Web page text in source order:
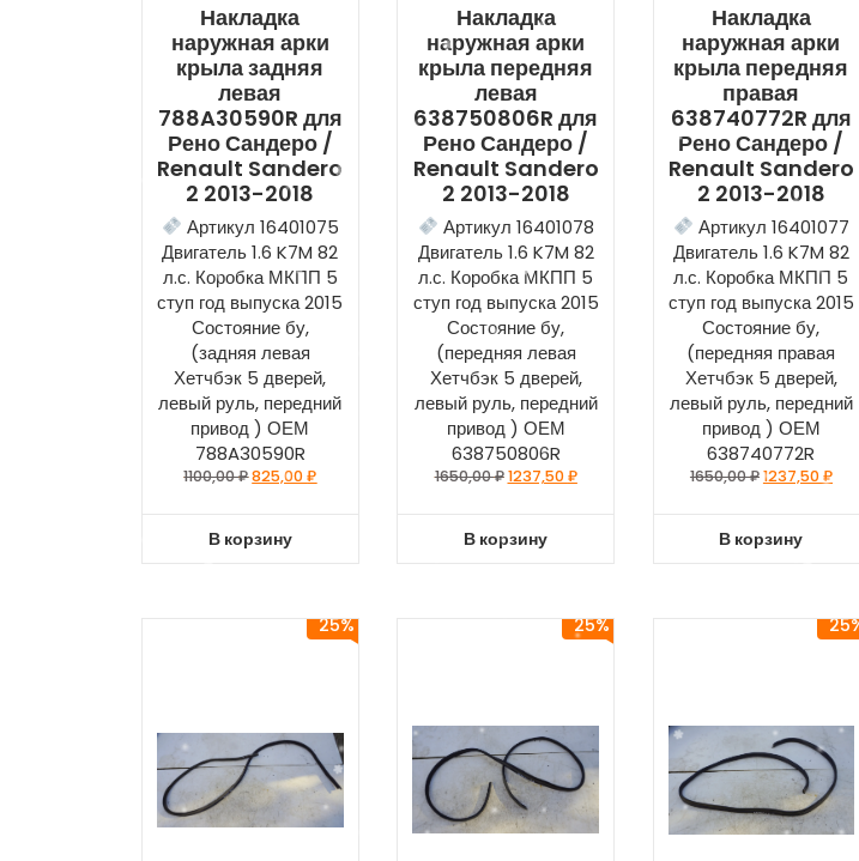
Накладка
наружная арки
крыла задняя
левая
788A30590R для
Рено Сандеро /
Renault Sandero
2 2013-2018
Артикул 16401075
Двигатель 1.6 K7M 82
л.с. Коробка МКПП 5
ступ год выпуска 2015
Состояние бу,
(задняя левая
Хетчбэк 5 дверей,
левый руль, передний
привод ) ОЕМ
788A30590R
1100,00₽825,00₽
В корзину
Накладка
наружная арки
крыла передняя
левая
638750806R для
Рено Сандеро /
Renault Sandero
2 2013-2018
Артикул 16401078
Двигатель 1.6 K7M 82
л.с. Коробка МКПП 5
ступ год выпуска 2015
Состояние бу,
(передняя левая
Хетчбэк 5 дверей,
левый руль, передний
привод ) ОЕМ
638750806R
1650,00₽1237,50₽
В корзину
Накладка
наружная арки
крыла передняя
правая
638740772R для
Рено Сандеро /
Renault Sandero
2 2013-2018
Артикул 16401077
Двигатель 1.6 K7M 82
л.с. Коробка МКПП 5
ступ год выпуска 2015
Состояние бу,
(передняя правая
Хетчбэк 5 дверей,
левый руль, передний
привод ) ОЕМ
638740772R
1650,00₽1237,50₽
В корзину
25% 25%